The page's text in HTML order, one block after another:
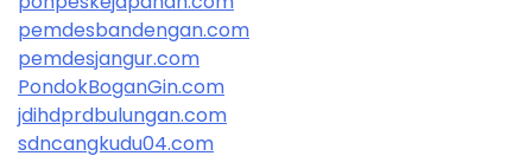
pemdesbandengan.com
pemdesjangur.com
PondokBoganGin.com
jdihdprdbulungan.com
sdncangkudu04.com